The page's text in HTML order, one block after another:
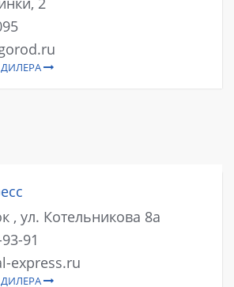
, ул. Котельникова 8а
91
express.ru